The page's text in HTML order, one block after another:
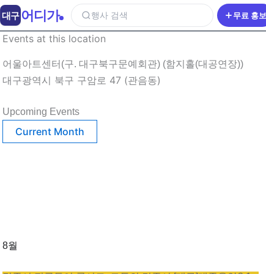
Events at this location
어울아트센터(구. 대구북구문예회관) (함지홀(대공연장))
대구광역시 북구 구암로 47 (관음동)
Upcoming Events
Current Month
8월
대구 어디가 행사 검색 무료 홍보